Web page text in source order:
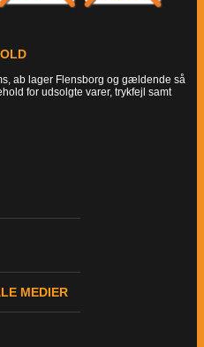
ab lager Flensborg og gældende så
for udsolgte varer, trykfejl samt
MEDIER